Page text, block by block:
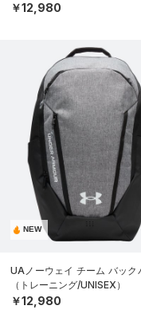
￥12,980
NEW
UAノーウェイ チーム バック
（トレーニング/UNISEX）
￥12,980